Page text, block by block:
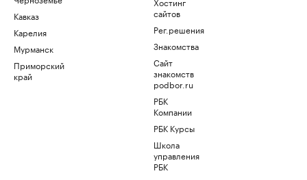
Кавказ
Карелия
Мурманск
Приморский
край
сайтов
Рег.решения
Знакомства
Сайт
знакомств
podbor.ru
РБК
Компании
РБК Курсы
Школа
управления
РБК